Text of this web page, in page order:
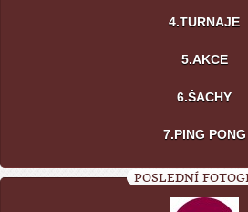
4.TURNAJE
5.AKCE
6.ŠACHY
7.PING PONG
POSLEDNÍ